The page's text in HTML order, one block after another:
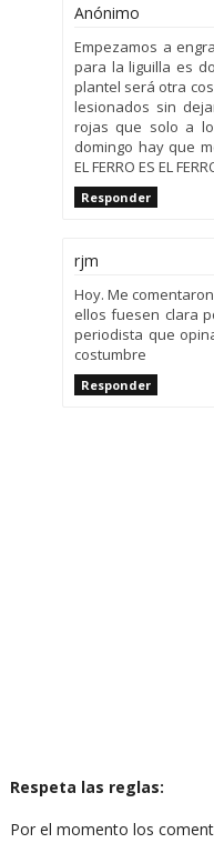
Anónimo
Empezamos a
para la liguilla es
plantel será otra
lesionados sin
rojas que solo a
domingo hay que
EL FERRO ES EL
Responder
rjm
Hoy. Me
ellos fuesen clara
periodista que
costumbre
Responder
Respeta las reglas:
Por el momento los